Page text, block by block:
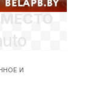
пароль?
И